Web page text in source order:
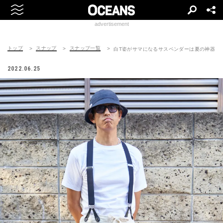
advertisement
トップ スナップ スナップ一覧 白T姿がサマになるサスペンダーは夏の神器
2022.06.25